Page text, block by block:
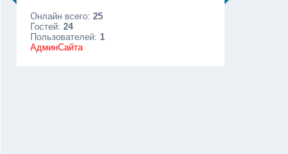
Онлайн всего:25
Гостей:24
Пользователей: 1
АдминСайта